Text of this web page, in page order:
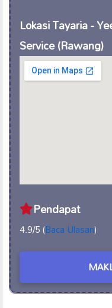
Lokasi Tayaria -
Service (Rawang)
Pendapat
4.9/5 (Baca Ulasan)